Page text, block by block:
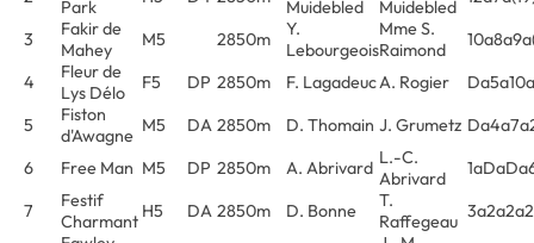
Park
Muidebled
Muidebled
3
Fakir de
Mahey
M5 2850m
Y.
Lebourgeois
Mme S.
Raimond
4
Fleur de
Lys Délo
F5 DP 2850m F. LagadeucA. Rogier
5
Fiston
d'Awagne M5 DA 2850m D. Thomain J. Grumetz
6
Free Man M5 DP 2850m A. Abrivard L.-C.
Abrivard
7
Festif
Charmant H5 DA 2850m D. Bonne
T.
Raffegeau